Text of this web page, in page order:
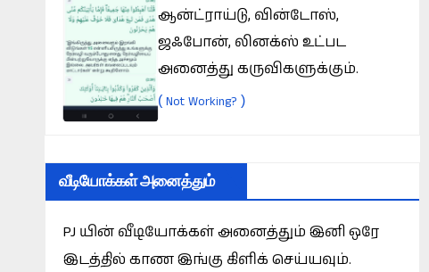
ஆன்ட்ராய்டு, வின்டோஸ்,
ஜஃபோன், லினக்ஸ் உட்பட
அனைத்து கருவிகளுக்கும்.
( Not Working? )
வீடியோக்கள் அனைத்தும்
PJ யின் வீடியோக்கள் அனைத்தும் இனி ஒரே
இடத்தில் காண இங்கு கிளிக் செய்யவும்.